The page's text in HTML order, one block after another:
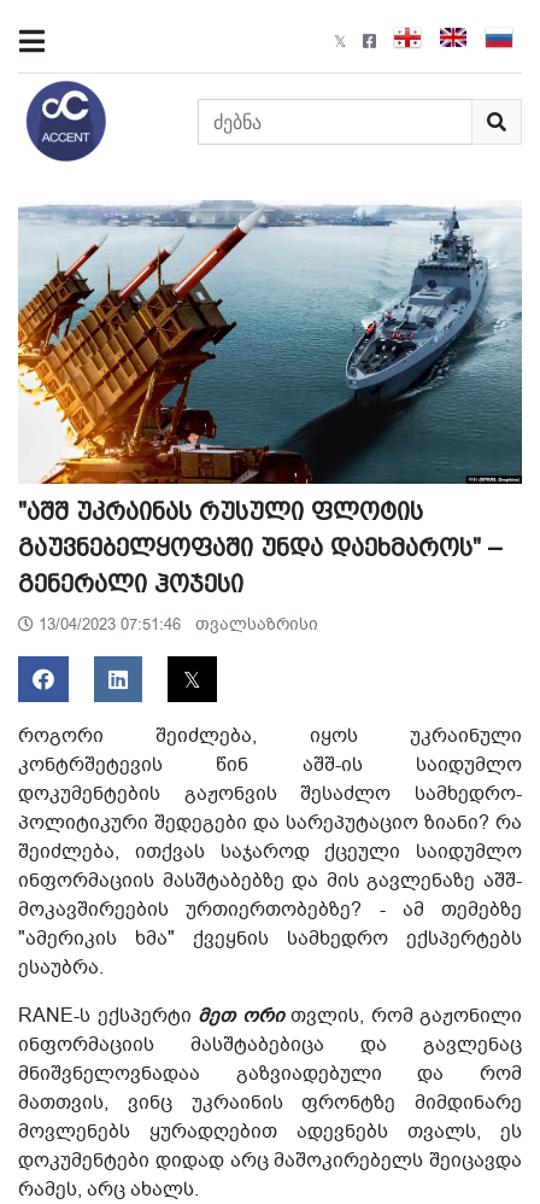
"აშშ უკრაინას რუსული ფლოტის
გაუვნებელყოფაში უნდა დაეხმაროს" –
გენერალი ჰოჯესი
13/04/2023 07:51:46 თვალსაზრისი
როგორი შეიძლება, იყოს უკრაინული
კონტრშეტევის წინ აშშ-ის საიდუმლო
დოკუმენტების გაჟონვის შესაძლო სამხედრო-
პოლიტიკური შედეგები და სარეპუტაციო ზიანი? რა
შეიძლება, ითქვას საჯაროდ ქცეული საიდუმლო
ინფორმაციის მასშტაბებზე და მის გავლენაზე აშშ-
მოკავშირეების ურთიერთობებზე? - ამ თემებზე
"ამერიკის ხმა" ქვეყნის სამხედრო ექსპერტებს
ესაუბრა.
RANE-ს ექსპერტი მეთ ორი თვლის, რომ გაჟონილი
ინფორმაციის მასშტაბებიცა და გავლენაც
მნიშვნელოვნადაა გაზვიადებული და რომ
მათთვის, ვინც უკრაინის ფრონტზე მიმდინარე
მოვლენებს ყურადღებით ადევნებს თვალს, ეს
დოკუმენტები დიდად არც მაშოკირებელს შეიცავდა
რამეს, არც ახალს.